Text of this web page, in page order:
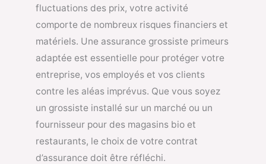
fluctuations des prix, votre activité
comporte de nombreux risques financiers et
matériels. Une assurance grossiste primeurs
adaptée est essentielle pour protéger votre
entreprise, vos employés et vos clients
contre les aléas imprévus. Que vous soyez
un grossiste installé sur un marché ou un
fournisseur pour des magasins bio et
restaurants, le choix de votre contrat
d’assurance doit être réfléchi.